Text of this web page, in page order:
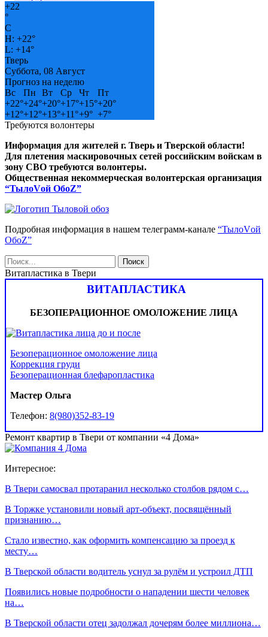
+22
°
C
H: +22°
L: +14°
Тверь
Суббота, 08 Август
Прогноз на неделю
Вс
Пн Вт Ср Чт
Пт
+22°+24°+20°+17°+15°+20°
+12°+12°+13°+11°+9° +7°
Требуются волонтеры
Информация для жителей г. Тверь и Тверской области!
Для плетения маскировочных сетей российским войскам в
зону СВО требуются волонтеры.
Общественная некоммерческая волонтерская организация
“ТылоVой ОбоZ”
Подробная информация в нашем телеграмм-канале “ТылоVой
ОбоZ”
Витапластика в Твери
ВИТАПЛАСТИКА
БЕЗОПЕРАЦИОННОЕ ОМОЛОЖЕНИЕ ЛИЦА
Безоперационное омоложение лица
Коррекция груди
Безоперационная блефаропластика
Мастер Ольга
Телефон: 8(980)352-83-19
Ремонт квартир в Твери от компании «4 Дома»
Интересное:
В Твери самосвал протаранил несколько столбов рядом с…
В Торжке установили новый арт-объект, посвящённый
признанию…
Стало известно, как оформить компенсацию за проезд к
месту…
В Тверской области водитель уснул за рулём и устроил ДТП
Появились новые подробности о нападении шести человек
на…
В Тверской области отец задолжал дочерям более миллиона…